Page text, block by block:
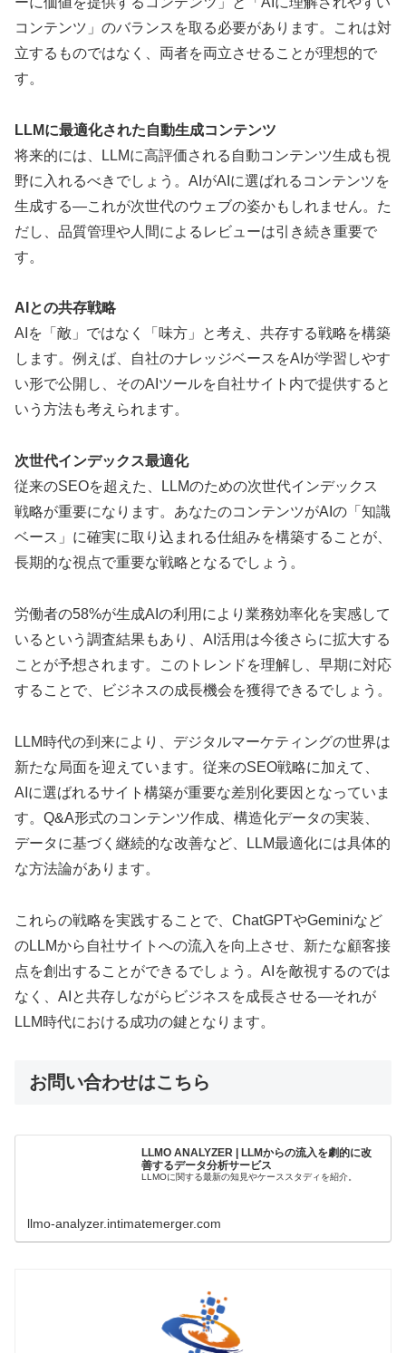
コンテンツ」のバランスを取る必要があります。これは対
立するものではなく、両者を両立させることが理想的で
す。
LLMに最適化された自動生成コンテンツ
将来的には、LLMに高評価される自動コンテンツ生成も視
野に入れるべきでしょう。AIがAIに選ばれるコンテンツを
生成する—これが次世代のウェブの姿かもしれません。た
だし、品質管理や人間によるレビューは引き続き重要で
す。
AIとの共存戦略
AIを「敵」ではなく「味方」と考え、共存する戦略を構築
します。例えば、自社のナレッジベースをAIが学習しやす
い形で公開し、そのAIツールを自社サイト内で提供すると
いう方法も考えられます。
次世代インデックス最適化
従来のSEOを超えた、LLMのための次世代インデックス
戦略が重要になります。あなたのコンテンツがAIの「知識
ベース」に確実に取り込まれる仕組みを構築することが、
長期的な視点で重要な戦略となるでしょう。
労働者の58%が生成AIの利用により業務効率化を実感して
いるという調査結果もあり、AI活用は今後さらに拡大する
ことが予想されます。このトレンドを理解し、早期に対応
することで、ビジネスの成長機会を獲得できるでしょう。
LLM時代の到来により、デジタルマーケティングの世界は
新たな局面を迎えています。従来のSEO戦略に加えて、
AIに選ばれるサイト構築が重要な差別化要因となっていま
す。Q&A形式のコンテンツ作成、構造化データの実装、
データに基づく継続的な改善など、LLM最適化には具体的
な方法論があります。
これらの戦略を実践することで、ChatGPTやGeminiなど
のLLMから自社サイトへの流入を向上させ、新たな顧客接
点を創出することができるでしょう。AIを敵視するのでは
なく、AIと共存しながらビジネスを成長させる—それが
LLM時代における成功の鍵となります。
お問い合わせはこちら
LLMO ANALYZER | LLMからの流入を劇的に改
善するデータ分析サービス
LLMOに関する最新の知見やケーススタディを紹介。
llmo-analyzer.intimatemerger.com